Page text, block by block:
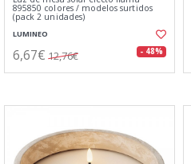
895850 colores / modelos surtidos
(pack 2 unidades)
LUMINEO
6,67€ 12,76€ - 48%